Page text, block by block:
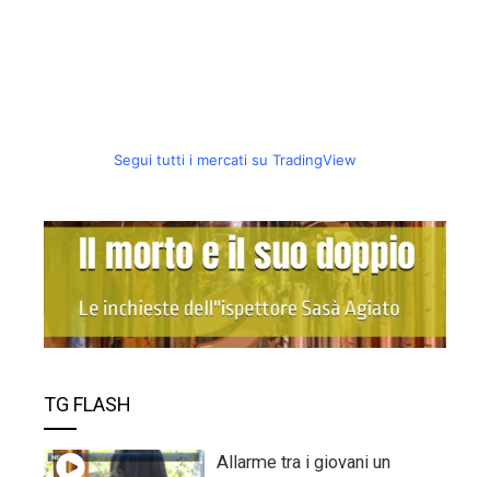
Segui tutti i mercati su TradingView
TG FLASH
Allarme tra i giovani un